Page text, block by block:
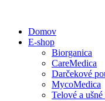
Domov
E-shop
Biorganica
CareMedica
Darčekové
MycoMedica
Telové a